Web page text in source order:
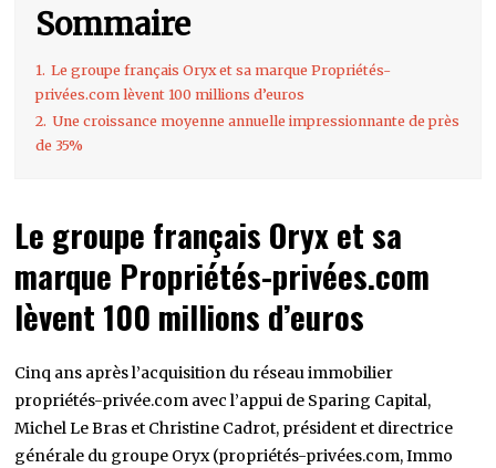
Sommaire
1. Le groupe français Oryx et sa marque Propriétés-
privées.com lèvent 100 millions d’euros
2. Une croissance moyenne annuelle impressionnante de près
de 35%
Le groupe français Oryx et sa
marque Propriétés-privées.com
lèvent 100 millions d’euros
Cinq ans après l’acquisition du réseau immobilier
propriétés-privée.com avec l’appui de Sparing Capital,
Michel Le Bras et Christine Cadrot, président et directrice
générale du groupe Oryx (propriétés-privées.com, Immo